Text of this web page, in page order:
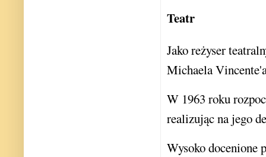
Teatr
Jako reżyser
Michaela
W 1963 roku
realizując na jego
Wysoko docenione